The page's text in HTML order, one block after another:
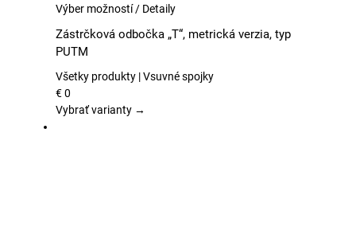
Výber možností Tento
má
variantov.
si
/Detaily
Zástrčková odbočka „T“, metrická verzia, typ
PUTM
Všetky produkty | Vsuvné spojky
€0
Vybrať varianty →